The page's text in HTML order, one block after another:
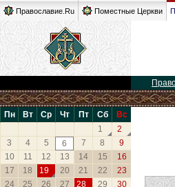
Православие.Ru Поместные Церкви
Пн Вт Ср Чт Пт Сб
Вс
1
2
3
4 5 6 7 8
9
10
11 12 13 14 15
16
17
18 19 20 21 22
23
24
25 26 27 28 29
30